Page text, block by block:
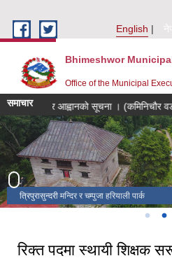
English
Bhimeshwor
Office of the Municipal
समाचार
बोलपत्र आह्वानको सूचना । (कमिनिचौर वडा
त्रिपुरासुन्दरी मन्दिर र चम्पुजा हरियाली पार्क
चरिकोट बजार
रिक्त पदमा स्थायी शिक्षक